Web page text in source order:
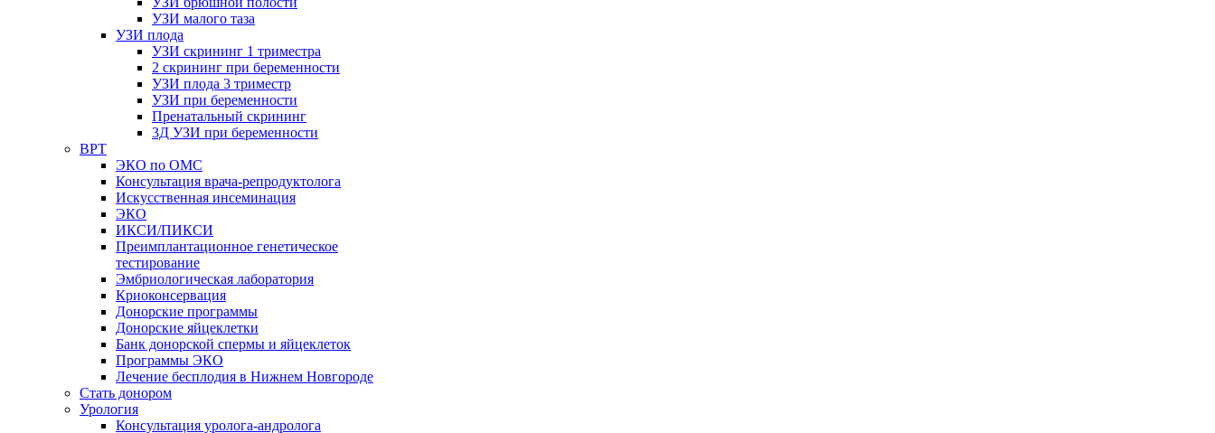
УЗИ малого таза
УЗИ плода
УЗИ скрининг 1 триместра
2 скрининг при беременности
УЗИ плода 3 триместр
УЗИ при беременности
Пренатальный скрининг
3Д УЗИ при беременности
ВРТ
ЭКО по ОМС
Консультация врача-репродуктолога
Искусственная инсеминация
ЭКО
ИКСИ/ПИКСИ
Преимплантационное генетическое
тестирование
Эмбриологическая лаборатория
Криоконсервация
Донорские программы
Донорские яйцеклетки
Банк донорской спермы и яйцеклеток
Программы ЭКО
Лечение бесплодия в Нижнем Новгороде
Стать донором
Урология
Консультация уролога-андролога